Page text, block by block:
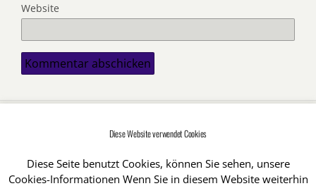
Website
Mobil Desktop
Diese Website verwendet Cookies
Diese Seite benutzt Cookies, können Sie sehen, unsere
Cookies-Informationen Wenn Sie in diesem Website weiterhin